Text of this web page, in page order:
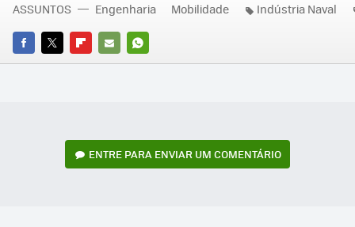
FACEBOOK
TWITTERFLIPBOARD
E-
WHATSAPP
ASSUNTOS Engenharia Mobilidade Indústria Naval
ENTRE PARA ENVIAR UM COMENTÁRIO